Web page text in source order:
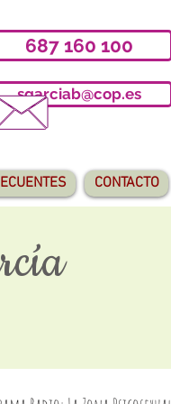
687 160 100
sgarciab@cop.es
CONTACTO